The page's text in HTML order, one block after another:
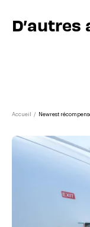
Accueil / Newrest